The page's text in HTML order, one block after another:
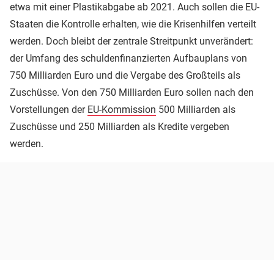
etwa mit einer Plastikabgabe ab 2021. Auch sollen die EU-
Staaten die Kontrolle erhalten, wie die Krisenhilfen verteilt
werden. Doch bleibt der zentrale Streitpunkt unverändert:
der Umfang des schuldenfinanzierten Aufbauplans von
750 Milliarden Euro und die Vergabe des Großteils als
Zuschüsse. Von den 750 Milliarden Euro sollen nach den
Vorstellungen der EU-Kommission 500 Milliarden als
Zuschüsse und 250 Milliarden als Kredite vergeben
werden.